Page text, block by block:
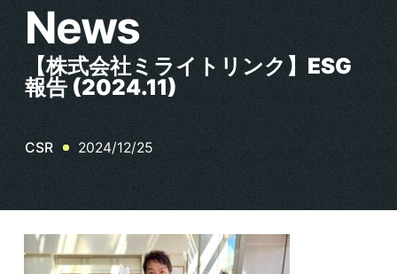
【株式会社ミライトリンク】ESG
報告 (2024.11)
News
CSR 2024/12/25